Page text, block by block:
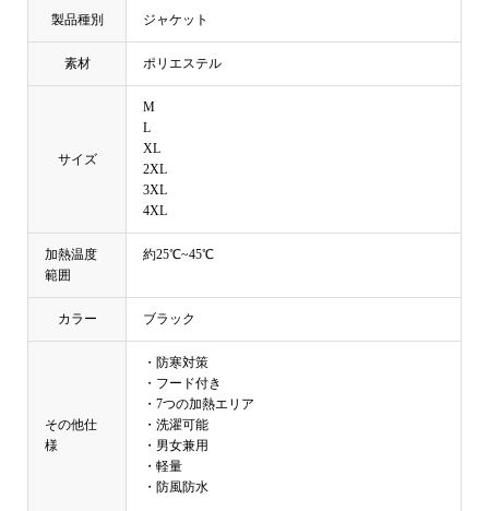
製品種別 ジャケット
素材 ポリエステル
サイズ
M
L
XL
2XL
3XL
4XL
加熱温度
範囲
約25℃~45℃
カラー ブラック
その他仕
様
・防寒対策
・フード付き
・7つの加熱エリア
・洗濯可能
・男女兼用
・軽量
・防風防水